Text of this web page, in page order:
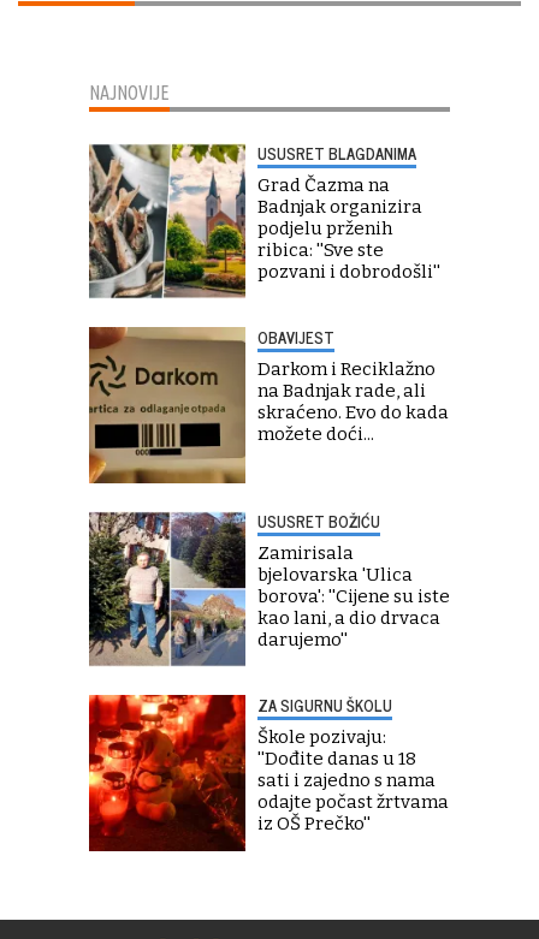
NAJNOVIJE
USUSRET BLAGDANIMA
Grad Čazma na
Badnjak organizira
podjelu prženih
ribica: ''Sve ste
pozvani i dobrodošli''
OBAVIJEST
Darkom i Reciklažno
na Badnjak rade, ali
skraćeno. Evo do kada
možete doći...
USUSRET BOŽIĆU
Zamirisala
bjelovarska 'Ulica
borova': ''Cijene su iste
kao lani, a dio drvaca
darujemo''
ZA SIGURNU ŠKOLU
Škole pozivaju:
''Dođite danas u 18
sati i zajedno s nama
odajte počast žrtvama
iz OŠ Prečko''